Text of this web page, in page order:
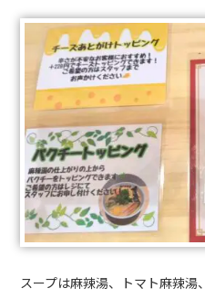
スープは麻辣湯、トマト麻辣